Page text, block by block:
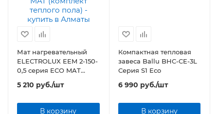
Мат нагревательный
ELECTROLUX EEM 2-150-
0,5 серия ECO MAT
(комплект теплого пола)
5 210 руб./шт
В корзину
Компактная тепловая
завеса Ballu BHC-CE-3L
Серия S1 Eco
6 990 руб./шт
В корзину